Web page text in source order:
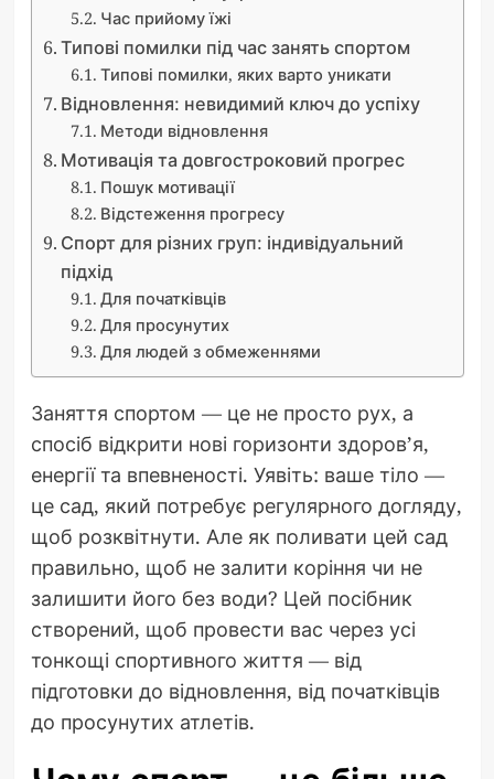
Час прийому їжі
Типові помилки під час занять спортом
Типові помилки, яких варто уникати
Відновлення: невидимий ключ до успіху
Методи відновлення
Мотивація та довгостроковий прогрес
Пошук мотивації
Відстеження прогресу
Спорт для різних груп: індивідуальний
підхід
Для початківців
Для просунутих
Для людей з обмеженнями
Заняття спортом — це не просто рух, а
спосіб відкрити нові горизонти здоров’я,
енергії та впевненості. Уявіть: ваше тіло —
це сад, який потребує регулярного догляду,
щоб розквітнути. Але як поливати цей сад
правильно, щоб не залити коріння чи не
залишити його без води? Цей посібник
створений, щоб провести вас через усі
тонкощі спортивного життя — від
підготовки до відновлення, від початківців
до просунутих атлетів.